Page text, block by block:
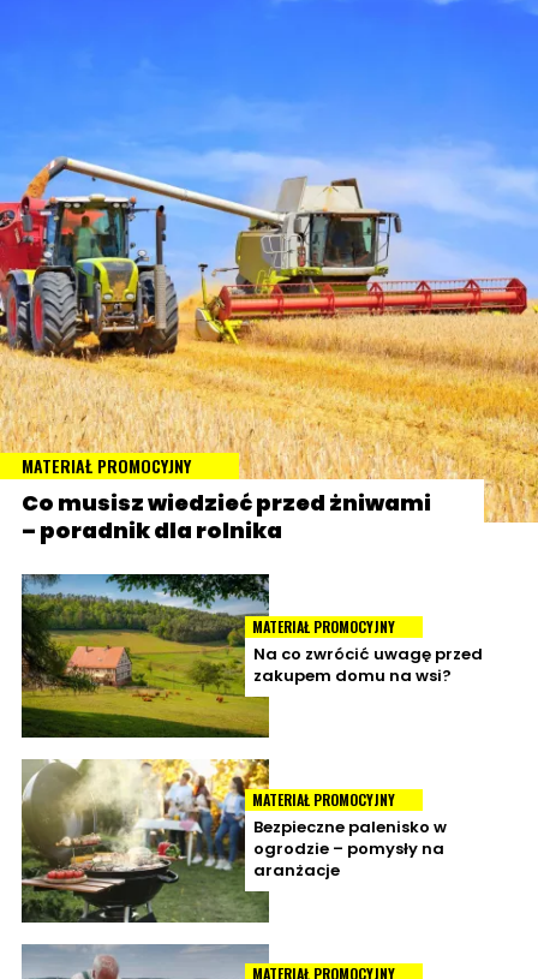
MATERIAŁ PROMOCYJNY
Co musisz wiedzieć przed żniwami
– poradnik dla rolnika
MATERIAŁ PROMOCYJNY
Na co zwrócić uwagę przed
zakupem domu na wsi?
MATERIAŁ PROMOCYJNY
Bezpieczne palenisko w
ogrodzie – pomysły na
aranżacje
MATERIAŁ PROMOCYJNY